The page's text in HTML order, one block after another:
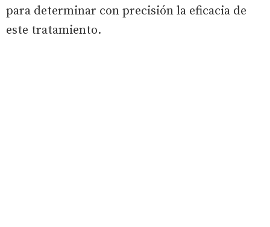
para determinar con precisión la eficacia de
este tratamiento.